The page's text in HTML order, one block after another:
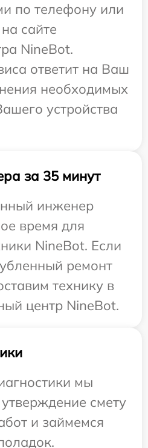
по телефону или
сайте
NineBot.
ответит на Ваш
необходимых
устройства
за 35 минут
инженер
время для
NineBot. Если
ремонт
технику в
центр NineBot.
мы
смету
и займемся